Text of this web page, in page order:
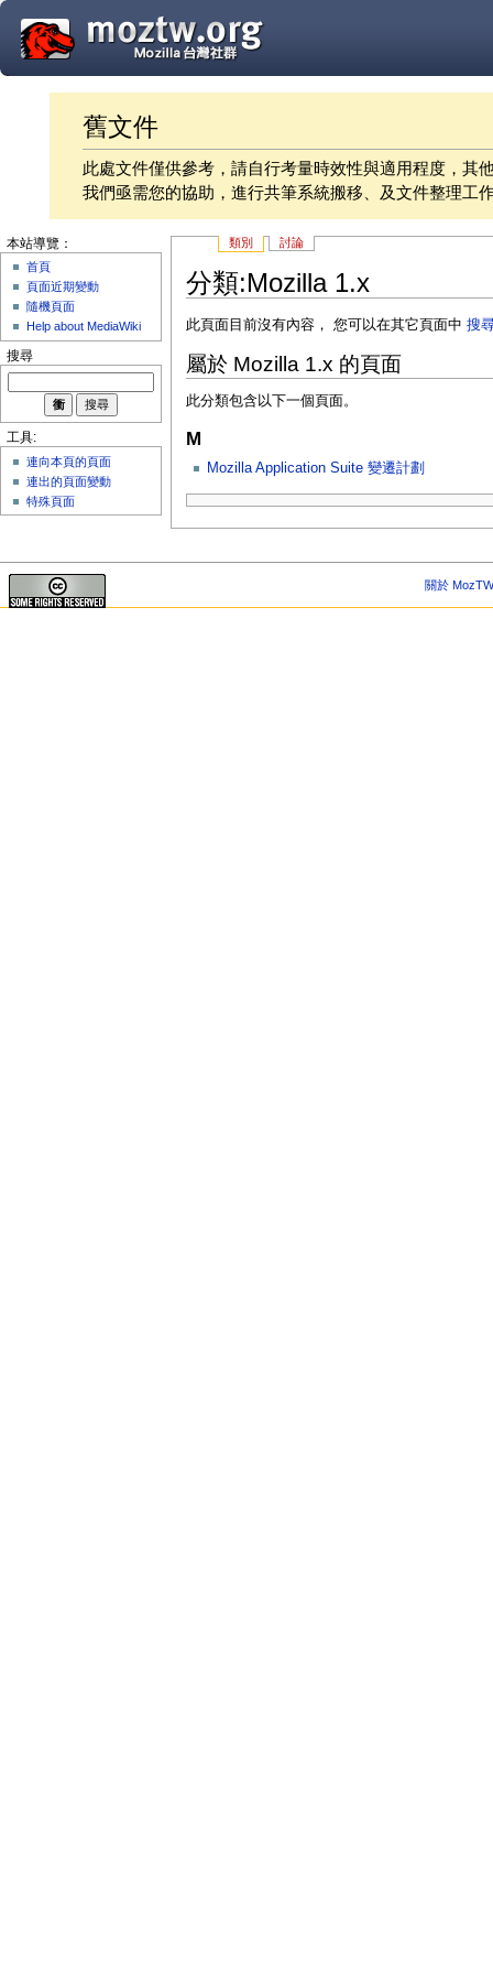
舊文件
此處文件僅供參考，請自行考量時效性與適用程度，其
我們亟需您的協助，進行共筆系統搬移、及文件整理工
類別 討論
分類:Mozilla 1.x
此頁面目前沒有內容， 您可以在其它頁面中 搜
屬於 Mozilla 1.x 的頁面
此分類包含以下一個頁面。
M
Mozilla Application Suite 變遷計劃
本站導覽：
首頁
頁面近期變動
隨機頁面
Help about MediaWiki
搜尋
工具:
連向本頁的頁面
連出的頁面變動
特殊頁面
關於